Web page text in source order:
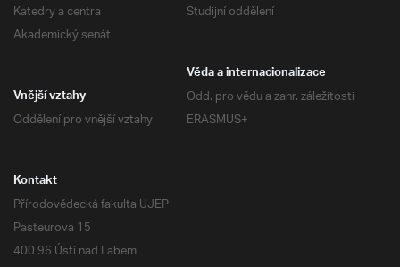
Katedry a centra
Akademický senát
Studijní oddělení
Věda a internacionalizace
Odd. pro vědu a zahr. záležitosti
ERASMUS+
Vnější vztahy
Oddělení pro vnější vztahy
Kontakt
Přírodovědecká fakulta UJEP
Pasteurova 15
400 96 Ústí nad Labem